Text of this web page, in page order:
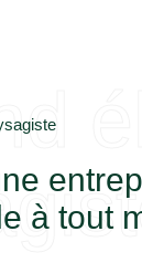
à tout